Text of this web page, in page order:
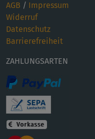
AGB / Impressum
Widerruf
Datenschutz
Barrierefreiheit
ZAHLUNGSARTEN